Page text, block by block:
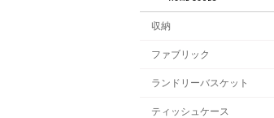
収納
ファブリック
ランドリーバスケット
ティッシュケース